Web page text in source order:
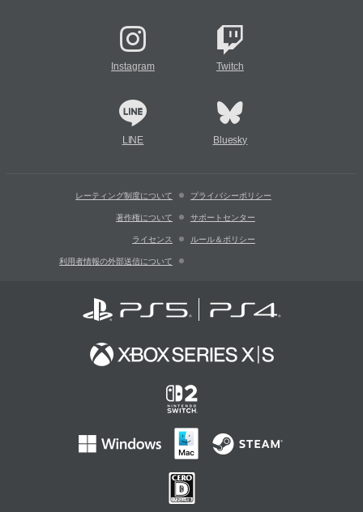
Instagram Twitch
LINE Bluesky
レーティング制度について プライバシーポリシー
著作権について サポートセンター
ライセンス ルール＆ポリシー
利用者情報の外部送信について